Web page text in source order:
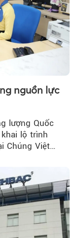
nguồn lực
lượng Quốc
lộ trình
Chúng Việt